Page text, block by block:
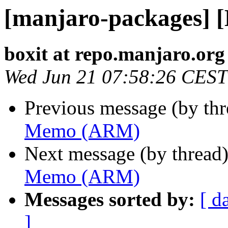
[manjaro-packages]
boxit at repo.manjaro.org
Wed Jun 21 07:58:26
Previous message (by
Memo (ARM)
Next message (by
Memo (ARM)
Messages sorted by: [
]